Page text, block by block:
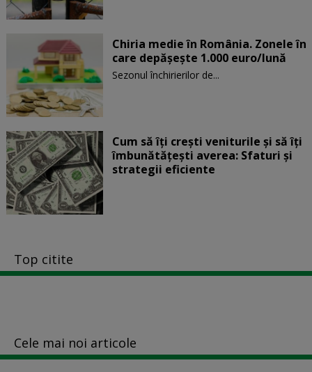
Chiria medie în România. Zonele în
care depăşeşte 1.000 euro/lună
Sezonul închirierilor de...
Cum să îți crești veniturile și să îți
îmbunătățești averea: Sfaturi și
strategii eficiente
Top citite
Cele mai noi articole